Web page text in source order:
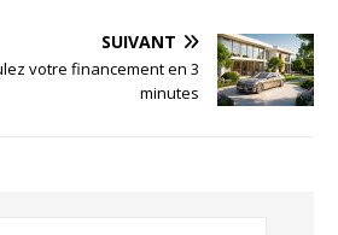
SUIVANT
votre financement en 3
minutes